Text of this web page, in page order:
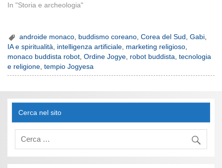
In "Storia e archeologia"
androide monaco buddismo coreano ,Corea del Sud ,Gabi
IA e spiritualità
intelligenza artificiale marketing religioso
monaco buddista robot ,Ordine Jogye robot buddista ,tecnologia
e religione ,tempio Jogyesa
Cerca nel sito